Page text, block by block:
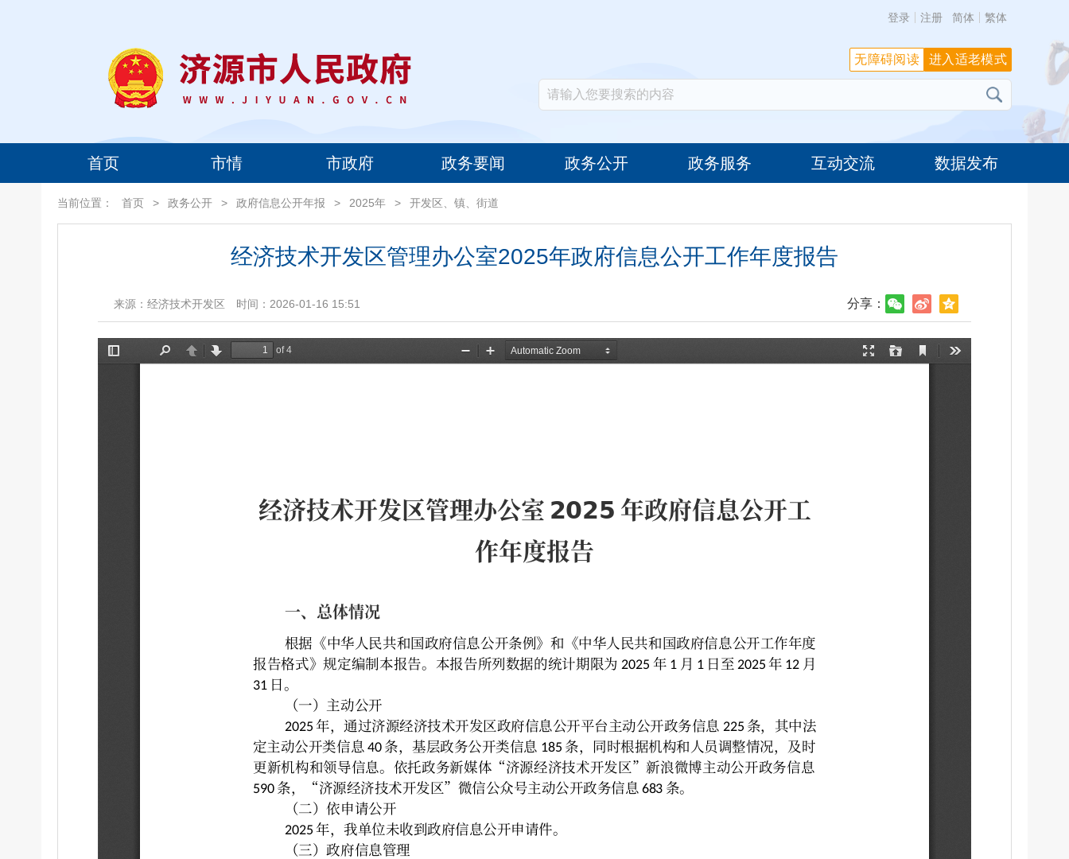
登录 注册 简体 繁体
首页 市情 市政府 政务要闻 政务公开 政务服务 互动交流 数据发布
进入适老模式
无障碍阅读
当前位置： 首页 > 政务公开 > 政府信息公开年报 > 2025年 > 开发区、镇、街道
经济技术开发区管理办公室2025年政府信息公开工作年度报告
来源：经济技术开发区 时间：2026-01-16 15:51 分享：